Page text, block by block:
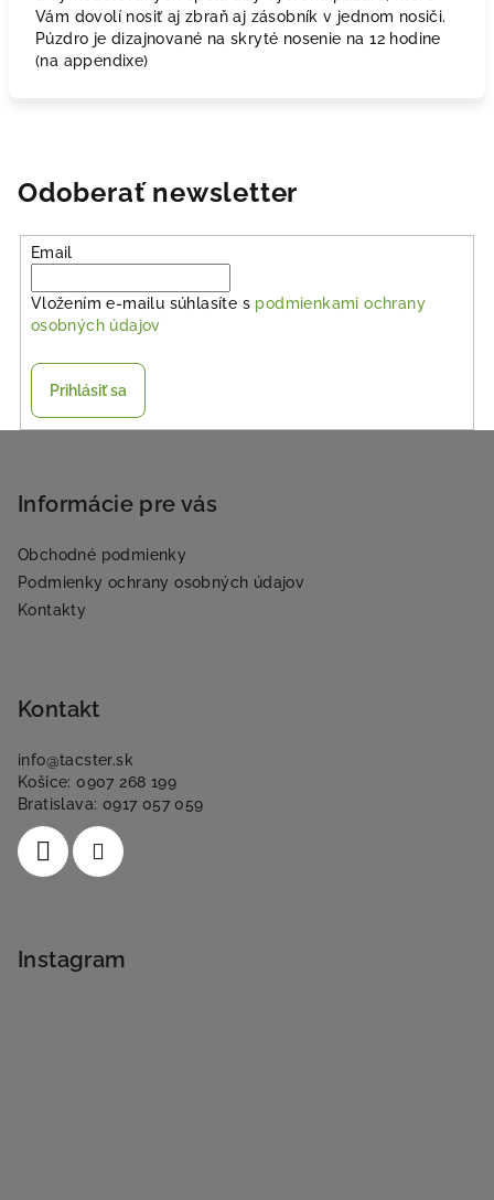
Vám dovolí nosiť aj zbraň aj zásobník v jednom nosiči.
Púzdro je dizajnované na skryté nosenie na 12 hodine
(na appendixe)
Odoberať newsletter
Email
Vložením e-mailu súhlasíte s podmienkami ochrany
osobných údajov
Prihlásiť sa
Informácie pre vás
Obchodné podmienky
Podmienky ochrany osobných údajov
Kontakty
Kontakt
info@tacster.sk
Košice: 0907 268 199
Bratislava: 0917 057 059
Instagram